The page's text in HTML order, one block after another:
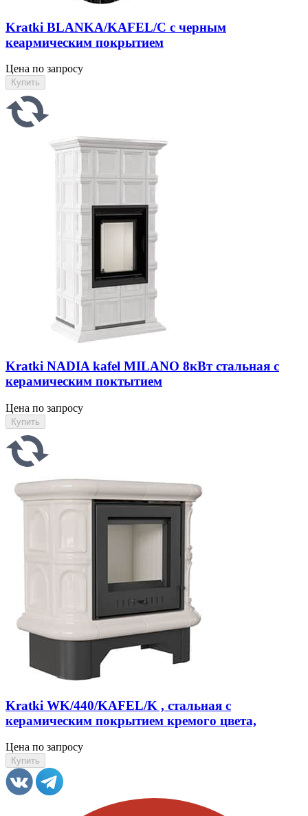
Kratki BLANKA/KAFEL/C с черным
кеармическим покрытием
Цена по запросу
Kratki NADIA kafel MILANO 8кВт стальная с
керамическим поктытием
Цена по запросу
Kratki WK/440/KAFEL/K , стальная с
керамическим покрытием кремого цвета,
Цена по запросу